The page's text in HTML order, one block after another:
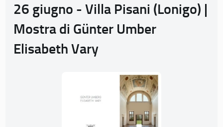
26 giugno - Villa Pisani (Lonigo) |
Mostra di Günter Umber
Elisabeth Vary